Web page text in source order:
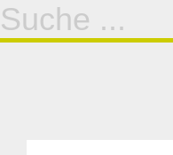
Suche
für: